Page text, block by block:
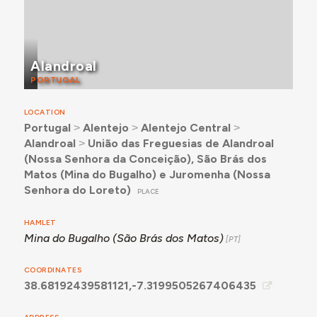
Alandroal
PORTUGAL
LOCATION
Portugal ˃ Alentejo ˃ Alentejo Central ˃
Alandroal ˃ União das Freguesias de Alandroal
(Nossa Senhora da Conceição), São Brás dos
Matos (Mina do Bugalho) e Juromenha (Nossa
Senhora do Loreto)
PLACE
HAMLET
Mina do Bugalho (São Brás dos Matos)
COORDINATES
38.68192439581121,-7.3199505267406435